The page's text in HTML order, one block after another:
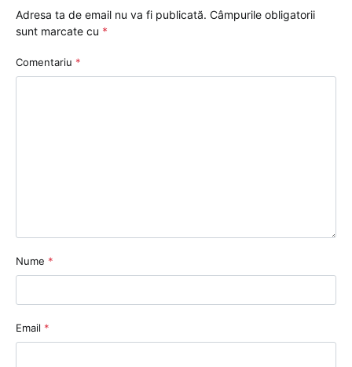
Adresa ta de email nu va fi publicată. Câmpurile obligatorii
sunt marcate cu *
Comentariu *
Nume *
Email *